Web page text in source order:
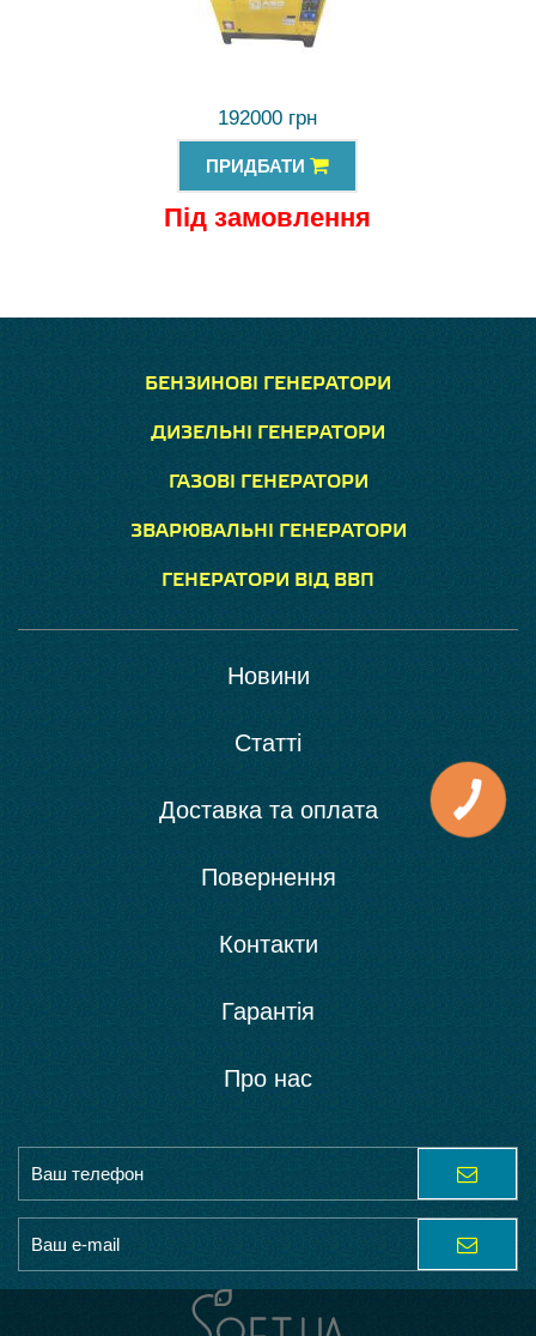
192000 грн
ПРИДБАТИ
Під замовлення
БЕНЗИНОВІ ГЕНЕРАТОРИ
ДИЗЕЛЬНІ ГЕНЕРАТОРИ
ГАЗОВІ ГЕНЕРАТОРИ
ЗВАРЮВАЛЬНІ ГЕНЕРАТОРИ
ГЕНЕРАТОРИ ВІД ВВП
Новини
Статті
Доставка та оплата
Повернення
Контакти
Гарантія
Про нас